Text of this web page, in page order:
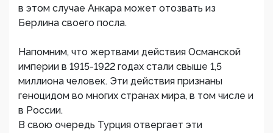
в этом случае Анкара может отозвать из
Берлина своего посла.
Напомним, что жертвами действия Османской
империи в 1915-1922 годах стали свыше 1,5
миллиона человек. Эти действия признаны
геноцидом во многих странах мира, в том числе и
в России.
В свою очередь Турция отвергает эти